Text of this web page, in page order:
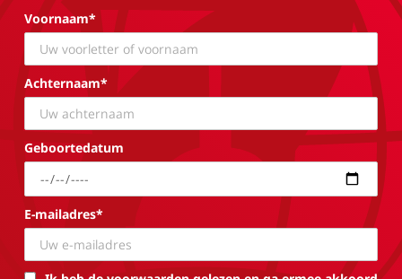
Voornaam*
Achternaam*
Geboortedatum
E-mailadres*